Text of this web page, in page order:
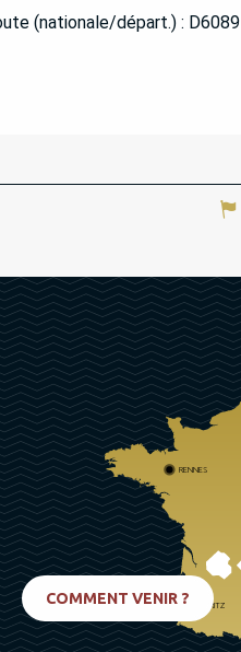
(nationale/départ.) : D6089
RENNES
BIARRITZ
COMMENT VENIR ?